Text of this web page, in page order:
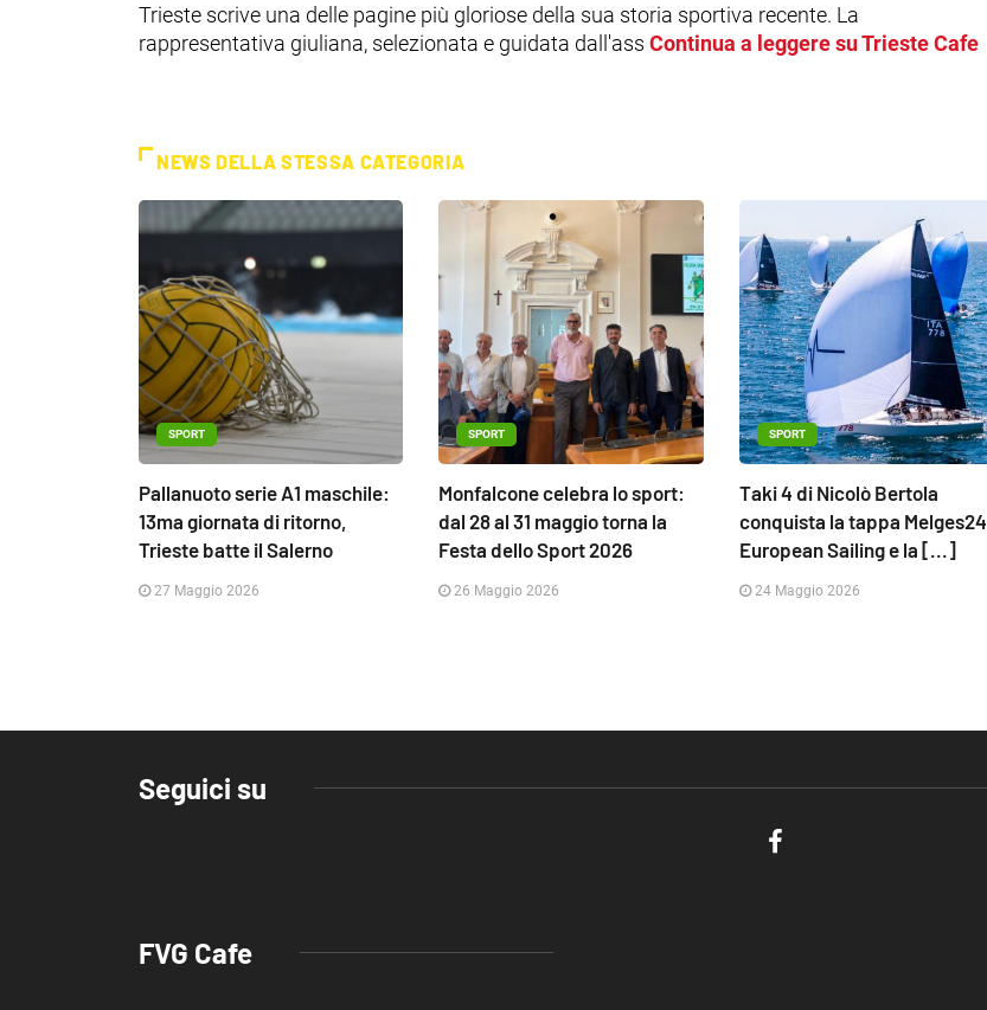
Trieste scrive una delle pagine più gloriose della sua storia sportiva recente. La
rappresentativa giuliana, selezionata e guidata dall'ass Continua a leggere su Trieste Cafe
NEWS DELLA STESSA CATEGORIA
SPORT
Pallanuoto serie A1 maschile:
13ma giornata di ritorno,
Trieste batte il Salerno
27 Maggio 2026
SPORT
Monfalcone celebra lo sport:
dal 28 al 31 maggio torna la
Festa dello Sport 2026
26 Maggio 2026
SPORT
Taki 4 di Nicolò Bertola
conquista la tappa Melges24
European Sailing e la [...]
24 Maggio 2026
Seguici su
FVG Cafe